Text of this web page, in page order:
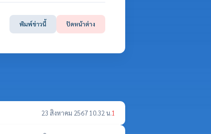
พิมพ์ข่าวนี้ ปิดหน้าต่าง
23 สิงหาคม 2567 10.32 น.1